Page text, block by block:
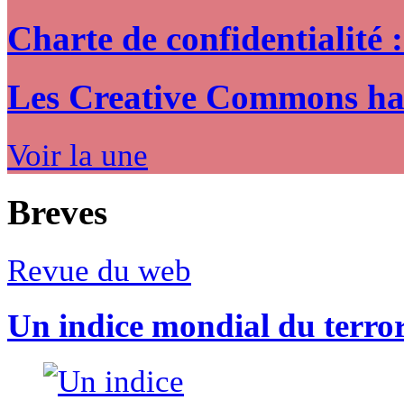
Charte de confidentialité
Les Creative Commons
Voir la une
Breves
Revue du web
Un indice mondial du